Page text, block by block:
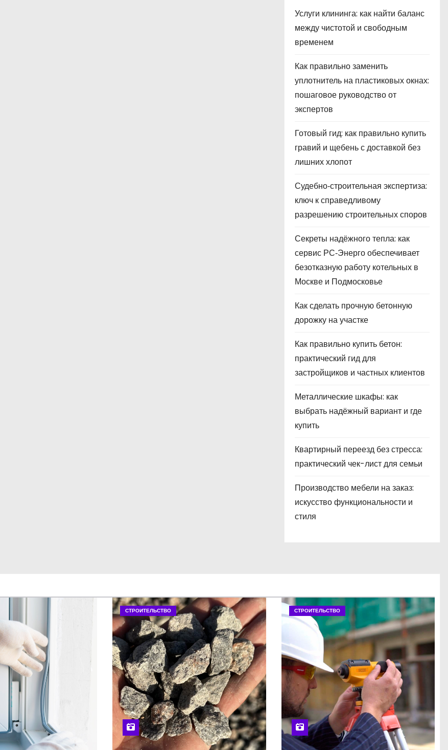
Услуги клининга: как найти баланс
между чистотой и свободным
временем
Как правильно заменить
уплотнитель на пластиковых окнах:
пошаговое руководство от
экспертов
Готовый гид: как правильно купить
гравий и щебень с доставкой без
лишних хлопот
Судебно‑строительная экспертиза:
ключ к справедливому
разрешению строительных споров
Секреты надёжного тепла: как
сервис РС‑Энерго обеспечивает
безотказную работу котельных в
Москве и Подмосковье
Как сделать прочную бетонную
дорожку на участке
Как правильно купить бетон:
практический гид для
застройщиков и частных клиентов
Металлические шкафы: как
выбрать надёжный вариант и где
купить
Квартирный переезд без стресса:
практический чек-лист для семьи
Производство мебели на заказ:
искусство функциональности и
стиля
СТРОИТЕЛЬСТВО СТРОИТЕЛЬСТВО